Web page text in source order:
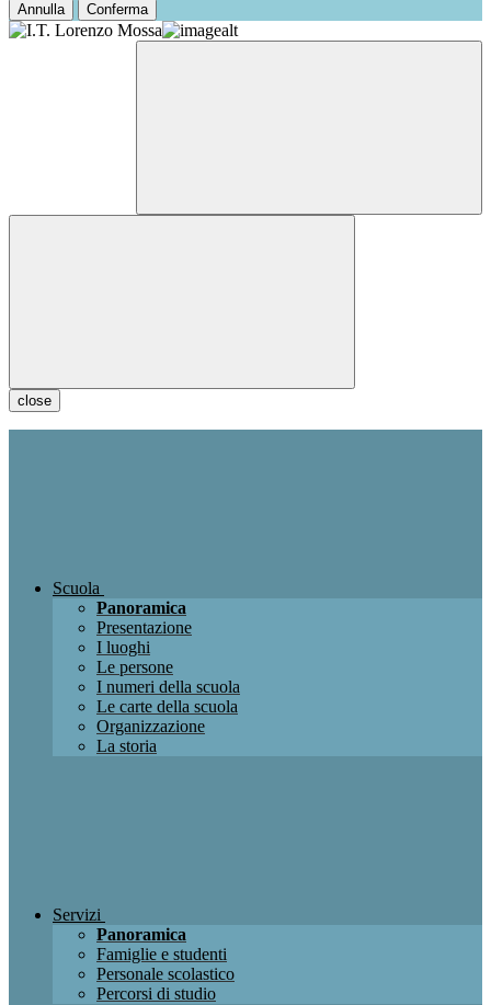
Annulla Conferma
close
Scuola
Panoramica
Presentazione
I luoghi
Le persone
I numeri della scuola
Le carte della scuola
Organizzazione
La storia
Servizi
Panoramica
Famiglie e studenti
Personale scolastico
Percorsi di studio